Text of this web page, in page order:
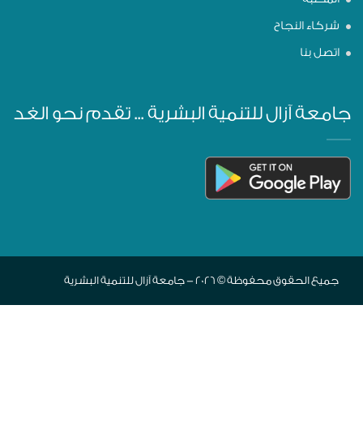
شركاء النجاح
اتصل بنا
جامعة آزال للتنمية البشرية ... تقدم نحو الغد
جميع الحقوق محفوظة © 2026 - جامعة آزال للتنمية البشرية